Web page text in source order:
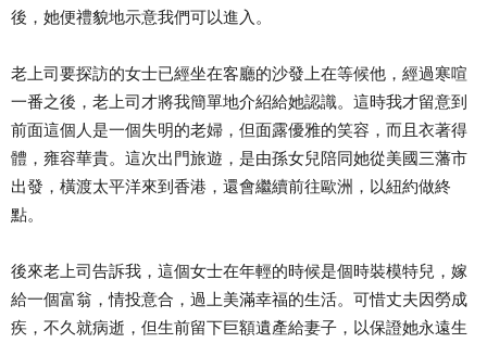
後，她便禮貌地示意我們可以進入。
老上司要探訪的女士已經坐在客廳的沙發上在等候他，經過寒喧
一番之後，老上司才將我簡單地介紹給她認識。這時我才留意到
前面這個人是一個失明的老婦，但面露優雅的笑容，而且衣著得
體，雍容華貴。這次出門旅遊，是由孫女兒陪同她從美國三藩市
出發，橫渡太平洋來到香港，還會繼續前往歐洲，以紐約做終
點。
後來老上司告訴我，這個女士在年輕的時候是個時裝模特兒，嫁
給一個富翁，情投意合，過上美滿幸福的生活。可惜丈夫因勞成
疾，不久就病逝，但生前留下巨額遺產給妻子，以保證她永遠生